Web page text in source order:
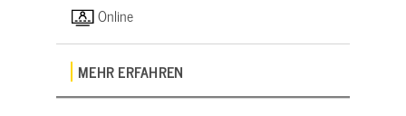
Online
MEHR ERFAHREN